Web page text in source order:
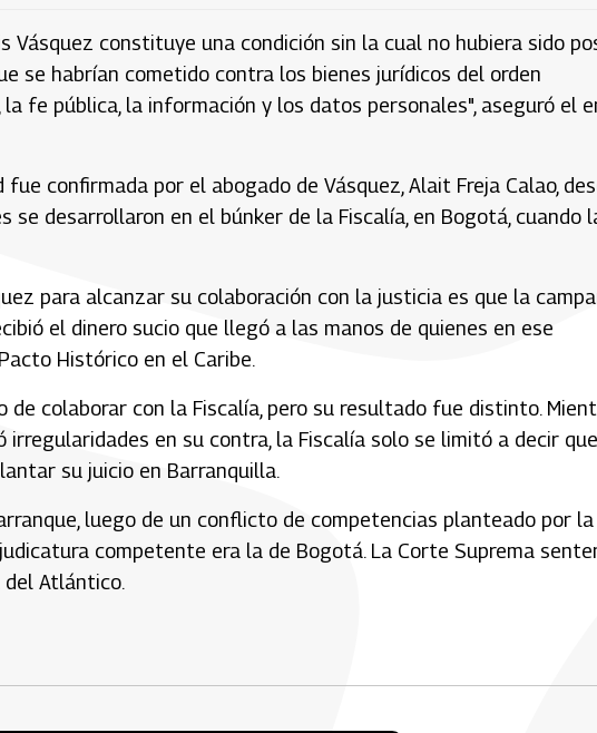
Vásquez constituye una condición sin la cual no hubiera sido
se habrían cometido contra los bienes jurídicos del orden
fe pública, la información y los datos personales", aseguró el
confirmada por el abogado de Vásquez, Alait Freja Calao,
se desarrollaron en el búnker de la Fiscalía, en Bogotá, cuando
para alcanzar su colaboración con la justicia es que la
el dinero sucio que llegó a las manos de quienes en ese
Histórico en el Caribe.
colaborar con la Fiscalía, pero su resultado fue distinto.
en su contra, la Fiscalía solo se limitó a decir
su juicio en Barranquilla.
luego de un conflicto de competencias planteado por la
competente era la de Bogotá. La Corte Suprema
del Atlántico.